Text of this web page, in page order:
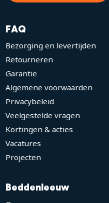
FAQ
Bezorging en levertijden
Retourneren
Garantie
Algemene voorwaarden
Privacybeleid
Veelgestelde vragen
Kortingen & acties
Vacatures
Projecten
Beddenleeuw